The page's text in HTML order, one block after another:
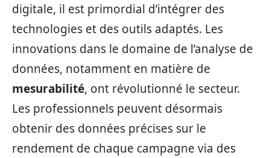
digitale, il est primordial d’intégrer des
technologies et des outils adaptés. Les
innovations dans le domaine de l’analyse de
données, notamment en matière de
mesurabilité, ont révolutionné le secteur.
Les professionnels peuvent désormais
obtenir des données précises sur le
rendement de chaque campagne via des